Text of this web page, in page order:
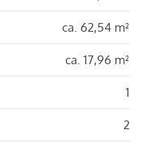
ca. 62,54 m²
ca. 17,96 m²
1
2